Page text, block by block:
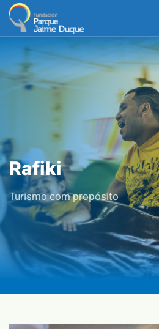
Rafiki
Turismo com propósito